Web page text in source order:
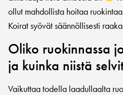
ollut mahdollista hoitaa
Koirat syövät säännöllisesti
Oliko ruokinnassa
ja kuinka niistä
Vaikuttaa todella laadullaalta